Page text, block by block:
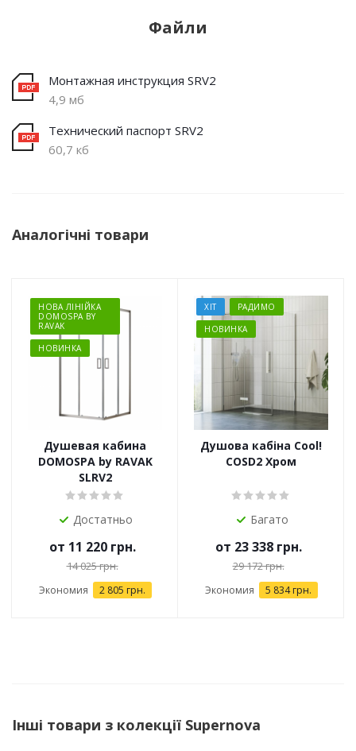
Файли
Монтажная инструкция SRV2
4,9 мб
Технический паспорт SRV2
60,7 кб
Аналогічні товари
НОВА ЛІНІЙКА
DOMOSPA BY
RAVAK
НОВИНКА
Душевая кабина
DOMOSPA by RAVAK
SLRV2
Достатньо
от 11 220 грн.
14 025 грн.
Экономия 2 805 грн.
ХІТ
РАДИМО
НОВИНКА
Душова кабіна Cool!
COSD2 Хром
Багато
от 23 338 грн.
29 172 грн.
Экономия 5 834 грн.
Інші товари з колекції Supernova